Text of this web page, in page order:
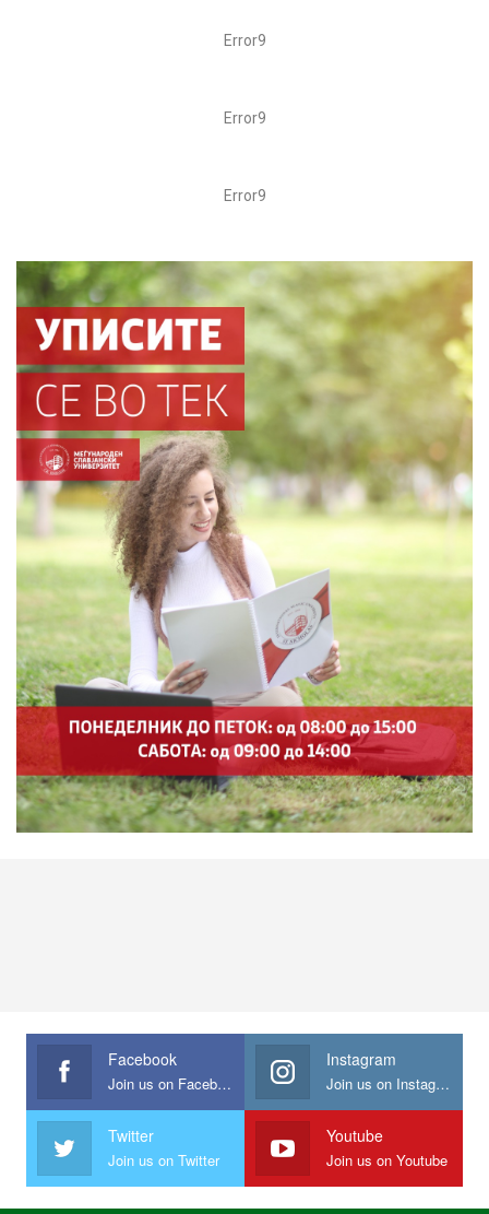
Error9
Error9
Error9
Facebook
Join us on Facebook
Instagram
Join us on Instagram
Twitter
Join us on Twitter
Youtube
Join us on Youtube